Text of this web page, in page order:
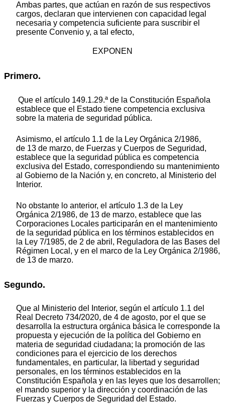
Ambas partes, que actúan en razón de sus respectivos
cargos, declaran que intervienen con capacidad legal
necesaria y competencia suficiente para suscribir el
presente Convenio y, a tal efecto,
EXPONEN
Primero.
Que el artículo 149.1.29.ª de la Constitución Española
establece que el Estado tiene competencia exclusiva
sobre la materia de seguridad pública.
Asimismo, el artículo 1.1 de la Ley Orgánica 2/1986,
de 13 de marzo, de Fuerzas y Cuerpos de Seguridad,
establece que la seguridad pública es competencia
exclusiva del Estado, correspondiendo su mantenimiento
al Gobierno de la Nación y, en concreto, al Ministerio del
Interior.
No obstante lo anterior, el artículo 1.3 de la Ley
Orgánica 2/1986, de 13 de marzo, establece que las
Corporaciones Locales participarán en el mantenimiento
de la seguridad pública en los términos establecidos en
la Ley 7/1985, de 2 de abril, Reguladora de las Bases del
Régimen Local, y en el marco de la Ley Orgánica 2/1986,
de 13 de marzo.
Segundo.
Que al Ministerio del Interior, según el artículo 1.1 del
Real Decreto 734/2020, de 4 de agosto, por el que se
desarrolla la estructura orgánica básica le corresponde la
propuesta y ejecución de la política del Gobierno en
materia de seguridad ciudadana; la promoción de las
condiciones para el ejercicio de los derechos
fundamentales, en particular, la libertad y seguridad
personales, en los términos establecidos en la
Constitución Española y en las leyes que los desarrollen;
el mando superior y la dirección y coordinación de las
Fuerzas y Cuerpos de Seguridad del Estado.